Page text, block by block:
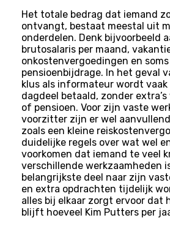
Het totale bedrag dat iemand
ontvangt, bestaat meestal uit
onderdelen. Denk bijvoorbeeld
brutosalaris per maand,
onkostenvergoedingen en soms
pensioenbijdrage. In het geval
klus als informateur wordt vaak
dagdeel betaald, zonder
of pensioen. Voor zijn vaste
voorzitter zijn er wel
zoals een kleine
duidelijke regels over wat wel
voorkomen dat iemand te veel
verschillende werkzaamheden
belangrijkste deel naar zijn
en extra opdrachten tijdelijk
alles bij elkaar zorgt ervoor dat
blijft hoeveel Kim Putters per